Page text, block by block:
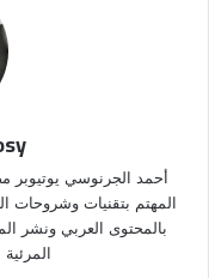
أحمد الجرنوسي
المهتم بتقنيات وشروحات
بالمحتوى العربي ونشر